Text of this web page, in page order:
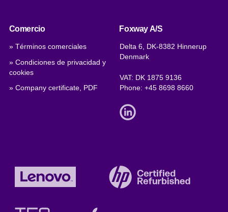
Comercio
» Términos comerciales
» Condiciones de privacidad y
cookies
» Company certificate, PDF
Foxway A/S
Delta 6, DK-8382 Hinnerup
Denmark
VAT: DK 1875 9136
Phone:+45 8698 8660